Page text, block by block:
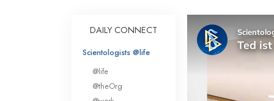
Innerhalb einer
Die
DAILY CONNECT
Scientologists @life
@life
@theOrg